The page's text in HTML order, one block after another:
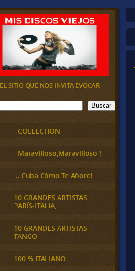
EL SITIO QUE NOS INVITA EVOCAR
Buscar
¡ COLLECTION
¡ Maravilloso,Maravilloso !
… Cuba Cómo Te Añoro!
10 GRANDES ARTISTAS
PARÍS-ITALIA,
10 GRANDES ARTISTAS
TANGO
100 % ITALIANO